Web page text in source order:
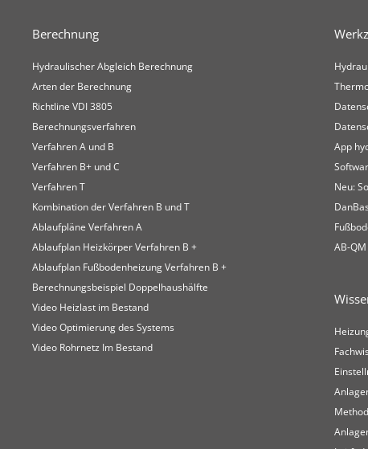
Berechnung
Hydraulischer Abgleich Berechnung
Arten der Berechnung
Richtline VDI 3805
Berechnungsverfahren
Verfahren A und B
Verfahren B+ und C
Verfahren T
Kombination der Verfahren B und T
Ablaufpläne Verfahren A
Ablaufplan Heizkörper Verfahren B +
Ablaufplan Fußbodenheizung Verfahren B +
Berechnungsbeispiel Doppelhaushälfte
Video Heizlast im Bestand
Video Optimierung des Systems
Video Rohrnetz Im Bestand
App
Neu:
AB-